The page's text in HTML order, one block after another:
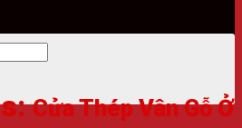
Cửa Thép Vân Gỗ Ở